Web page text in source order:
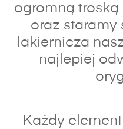
ogromną
oraz staramy
lakiernicza
najlepiej
Każdy